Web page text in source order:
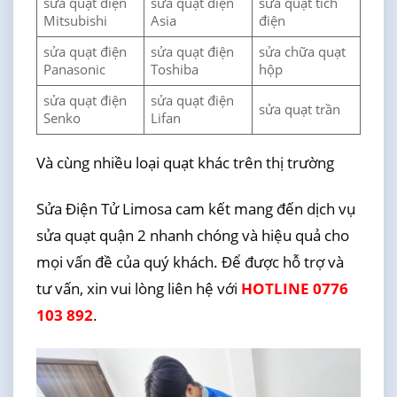
Mitsubishi
Asia
điện
sửa quạt điện
Panasonic
sửa quạt điện
Toshiba
sửa chữa quạt
hộp
sửa quạt điện
Senko
sửa quạt điện
Lifan
sửa quạt trần
Và cùng nhiều loại quạt khác trên thị trường
Sửa Điện Tử Limosa cam kết mang đến dịch vụ
sửa quạt quận 2 nhanh chóng và hiệu quả cho
mọi vấn đề của quý khách. Để được hỗ trợ và
tư vấn, xin vui lòng liên hệ với HOTLINE 0776
103 892.